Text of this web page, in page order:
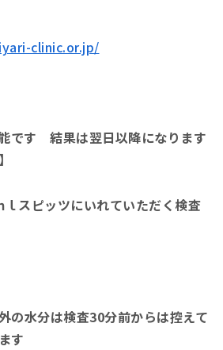
clinic.or.jp/
能です 結果は翌日以降になります
ｌスピッツにいれていただく検査
水分は検査30分前からは控えて
す